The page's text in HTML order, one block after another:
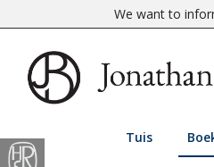
We want to
Tuis